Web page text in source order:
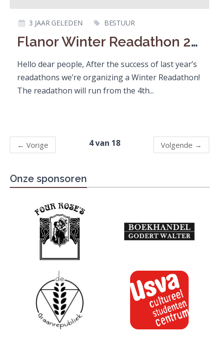
Flanor Winter Readathon 2024: Rules
3 JAAR GELEDEN BESTUUR
Hello dear people, After the success of last year’s
readathons we’re organizing a Winter Readathon!
The readathon will run from the 4th...
← Vorige 4 van 18 Volgende →
Onze sponsoren